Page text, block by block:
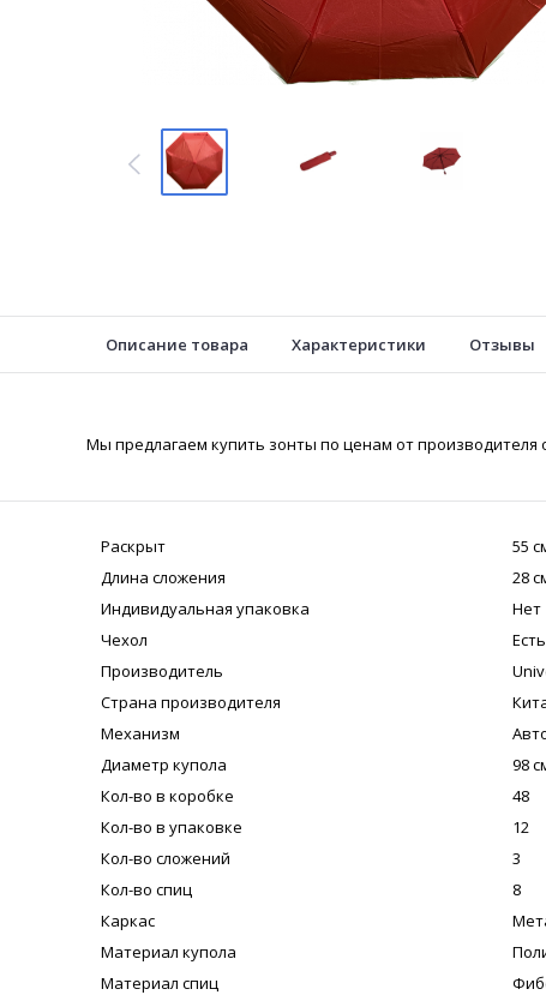
Описание товара Характеристики Отзывы
Мы предлагаем купить зонты по ценам от производителя
Раскрыт
55
Длина сложения
28
Индивидуальная упаковка
Нет
Чехол
Есть
Производитель
Страна производителя
Механизм
Диаметр купола
98
Кол-во в коробке
48
Кол-во в упаковке
12
Кол-во сложений
3
Кол-во спиц
8
Каркас
Материал купола
Материал спиц